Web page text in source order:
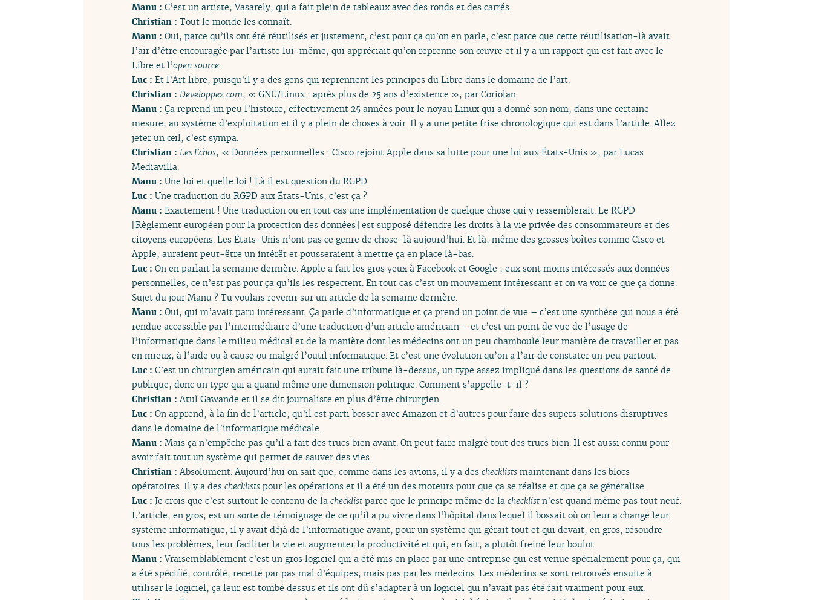
Manu : C’est un artiste, Vasarely, qui a fait plein de tableaux avec des ronds et des carrés.
Christian : Tout le monde les connaît.
Manu : Oui, parce qu’ils ont été réutilisés et justement, c’est pour ça qu’on en parle, c’est parce que cette réutilisation-là avait
l’air d’être encouragée par l’artiste lui-même, qui appréciait qu’on reprenne son œuvre et il y a un rapport qui est fait avec le
Libre et l’open source.
Luc : Et l’Art libre, puisqu’il y a des gens qui reprennent les principes du Libre dans le domaine de l’art.
Christian : Developpez.com, « GNU/Linux : après plus de 25 ans d’existence », par Coriolan.
Manu : Ça reprend un peu l’histoire, effectivement 25 années pour le noyau Linux qui a donné son nom, dans une certaine
mesure, au système d’exploitation et il y a plein de choses à voir. Il y a une petite frise chronologique qui est dans l’article. Allez
jeter un œil, c’est sympa.
Christian : Les Echos, « Données personnelles : Cisco rejoint Apple dans sa lutte pour une loi aux États-Unis », par Lucas
Mediavilla.
Manu : Une loi et quelle loi ! Là il est question du RGPD.
Luc : Une traduction du RGPD aux États-Unis, c’est ça ?
Manu : Exactement ! Une traduction ou en tout cas une implémentation de quelque chose qui y ressemblerait. Le RGPD
[Règlement européen pour la protection des données] est supposé défendre les droits à la vie privée des consommateurs et des
citoyens européens. Les États-Unis n’ont pas ce genre de chose-là aujourd’hui. Et là, même des grosses boîtes comme Cisco et
Apple, auraient peut-être un intérêt et pousseraient à mettre ça en place là-bas.
Luc : On en parlait la semaine dernière. Apple a fait les gros yeux à Facebook et Google ; eux sont moins intéressés aux données
personnelles, ce n’est pas pour ça qu’ils les respectent. En tout cas c’est un mouvement intéressant et on va voir ce que ça donne.
Sujet du jour Manu ? Tu voulais revenir sur un article de la semaine dernière.
Manu : Oui, qui m’avait paru intéressant. Ça parle d’informatique et ça prend un point de vue – c’est une synthèse qui nous a été
rendue accessible par l’intermédiaire d’une traduction d’un article américain – et c’est un point de vue de l’usage de
l’informatique dans le milieu médical et de la manière dont les médecins ont un peu chamboulé leur manière de travailler et pas
en mieux, à l’aide ou à cause ou malgré l’outil informatique. Et c’est une évolution qu’on a l’air de constater un peu partout.
Luc : C’est un chirurgien américain qui aurait fait une tribune là-dessus, un type assez impliqué dans les questions de santé de
publique, donc un type qui a quand même une dimension politique. Comment s’appelle-t-il ?
Christian :Atul Gawande et il se dit journaliste en plus d’être chirurgien.
Luc : On apprend, à la fin de l’article, qu’il est parti bosser avec Amazon et d’autres pour faire des supers solutions disruptives
dans le domaine de l’informatique médicale.
Manu : Mais ça n’empêche pas qu’il a fait des trucs bien avant. On peut faire malgré tout des trucs bien. Il est aussi connu pour
avoir fait tout un système qui permet de sauver des vies.
Christian :Absolument. Aujourd’hui on sait que, comme dans les avions, il y a des checklists maintenant dans les blocs
opératoires. Il y a des checklists pour les opérations et il a été un des moteurs pour que ça se réalise et que ça se généralise.
Luc : Je crois que c’est surtout le contenu de la checklist parce que le principe même de la checklist n’est quand même pas tout neuf.
L’article, en gros, est un sorte de témoignage de ce qu’il a pu vivre dans l’hôpital dans lequel il bossait où on leur a changé leur
système informatique, il y avait déjà de l’informatique avant, pour un système qui gérait tout et qui devait, en gros, résoudre
tous les problèmes, leur faciliter la vie et augmenter la productivité et qui, en fait, a plutôt freiné leur boulot.
Manu :Vraisemblablement c’est un gros logiciel qui a été mis en place par une entreprise qui est venue spécialement pour ça, qui
a été spécifié, contrôlé, recetté par pas mal d’équipes, mais pas par les médecins. Les médecins se sont retrouvés ensuite à
utiliser le logiciel, ça leur est tombé dessus et ils ont dû s’adapter à un logiciel qui n’avait pas été fait vraiment pour eux.